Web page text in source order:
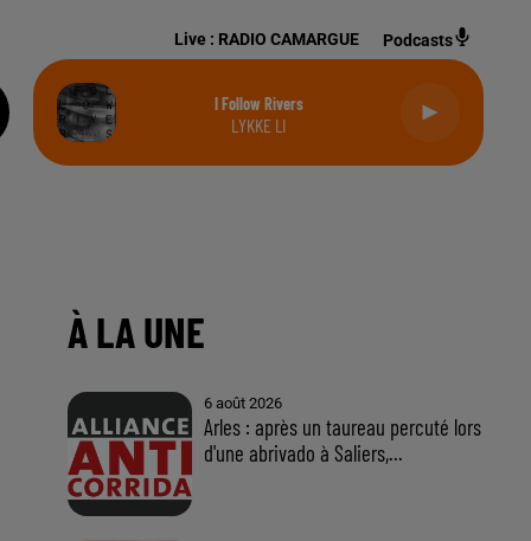
Live : RADIO CAMARGUE Podcasts
I Follow Rivers
LYKKE LI